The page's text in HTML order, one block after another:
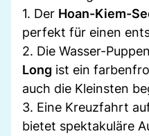
1. Der Hoan-Kiem-
perfekt für einen
2. Die Wasser-
Long ist ein
auch die Kleinsten
3. Eine Kreuzfahrt
bietet spektakuläre